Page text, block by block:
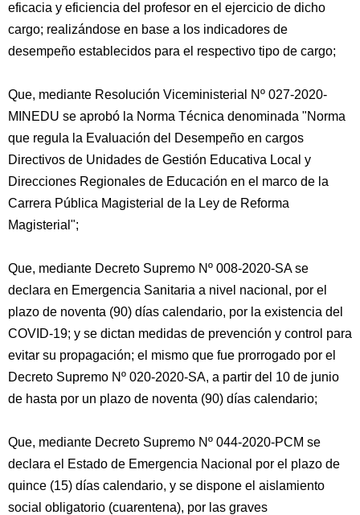
eficacia y eficiencia del profesor en el ejercicio de dicho
cargo; realizándose en base a los indicadores de
desempeño establecidos para el respectivo tipo de cargo;
Que, mediante Resolución Viceministerial Nº 027-2020-
MINEDU se aprobó la Norma Técnica denominada "Norma
que regula la Evaluación del Desempeño en cargos
Directivos de Unidades de Gestión Educativa Local y
Direcciones Regionales de Educación en el marco de la
Carrera Pública Magisterial de la Ley de Reforma
Magisterial";
Que, mediante Decreto Supremo Nº 008-2020-SA se
declara en Emergencia Sanitaria a nivel nacional, por el
plazo de noventa (90) días calendario, por la existencia del
COVID-19; y se dictan medidas de prevención y control para
evitar su propagación; el mismo que fue prorrogado por el
Decreto Supremo Nº 020-2020-SA, a partir del 10 de junio
de hasta por un plazo de noventa (90) días calendario;
Que, mediante Decreto Supremo Nº 044-2020-PCM se
declara el Estado de Emergencia Nacional por el plazo de
quince (15) días calendario, y se dispone el aislamiento
social obligatorio (cuarentena), por las graves